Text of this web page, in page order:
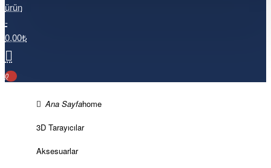
ürün
-
0,00₺
0
home
3D Tarayıcılar
Aksesuarlar